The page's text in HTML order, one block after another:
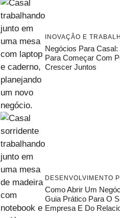
INOVAÇÃO E
Negócios Para
Para Começar Com
Crescer Juntos
DESENVOLVIMENTO
Como Abrir Um
Guia Prático Para O
Empresa E Do